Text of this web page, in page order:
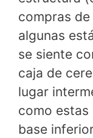
compras
algunas
se siente
caja de
lugar
como estas
base